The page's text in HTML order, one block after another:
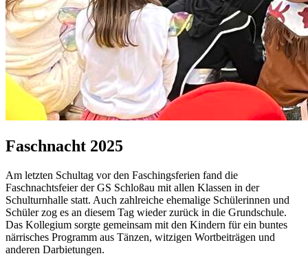
Faschnacht 2025
Am letzten Schultag vor den Faschingsferien fand die
Faschnachtsfeier der GS Schloßau mit allen Klassen in der
Schulturnhalle statt. Auch zahlreiche ehemalige Schülerinnen und
Schüler zog es an diesem Tag wieder zurück in die Grundschule.
Das Kollegium sorgte gemeinsam mit den Kindern für ein buntes
närrisches Programm aus Tänzen, witzigen Wortbeiträgen und
anderen Darbietungen.